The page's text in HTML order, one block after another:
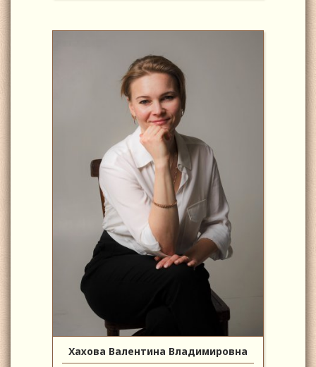
Хахова Валентина Владимировна